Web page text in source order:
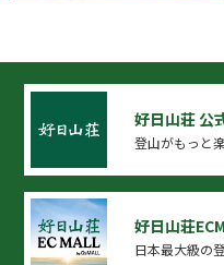
好日山荘 公
登山がもっと
好日山荘
日本最大級の